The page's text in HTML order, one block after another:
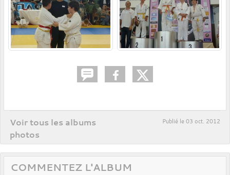
Voir tous les albums
photos
Publié le 03 oct. 2012
COMMENTEZ L'ALBUM